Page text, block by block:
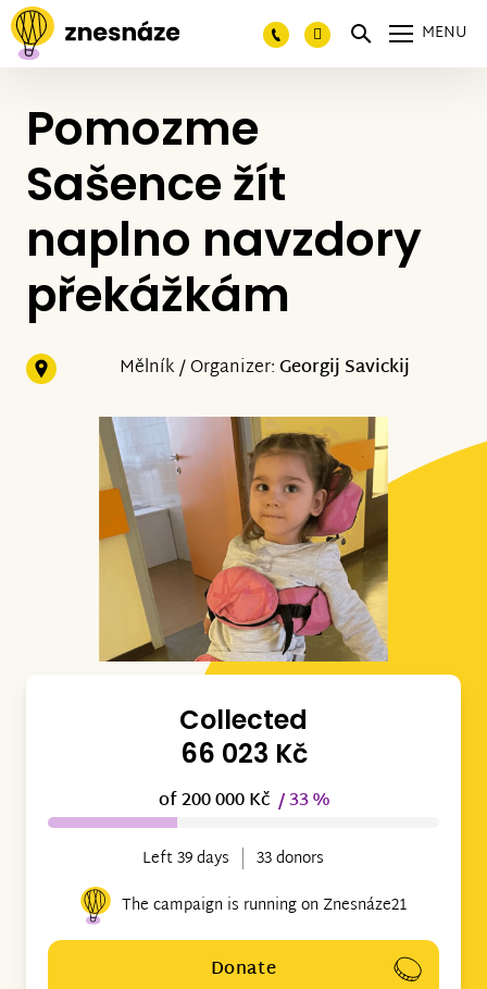
MENU
Pomozme
Sašence žít
naplno navzdory
překážkám
Mělník / Organizer:Georgij Savickij
Collected
66 023 Kč
of 200 000 Kč / 33 %
Left 39 days
33 donors
The campaign is running on Znesnáze21
Donate